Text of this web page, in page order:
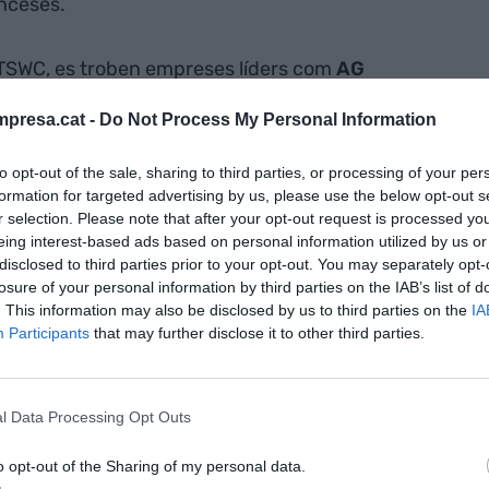
- Do Not Process My Personal Information
opt-out of the sale, sharing to third parties, or processing of your
for targeted advertising by us, please use the below opt-out
selection. Please note that after your opt-out request is processed
interest-based ads based on personal information utilized by us
to third parties prior to your opt-out. You may separately
of your personal information by third parties on the IAB’s list of
This information may also be disclosed by us to third parties on the
Participants that may further disclose it to other third parties.
Data Processing Opt Outs
opt-out of the Sharing of my personal data.
es troben empreses líders com AG
STMicroelectronics, LoRa Alliance o
les seves solucions perquè el sector industrial
digital, en especial, en l'àmbit de la
aquest sentit, cal destacar la participació del
DFactory, les seves instal·lacions per al
4.0.
per
lloc al
Gran Via i
de 257